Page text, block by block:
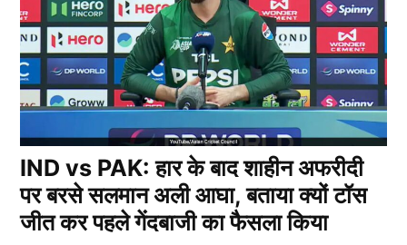
IND vs PAK: हार के बाद शाहीन अफरीदी
पर बरसे सलमान अली आघा, बताया क्यों टॉस
जीत कर पहले गेंदबाजी का फैसला किया